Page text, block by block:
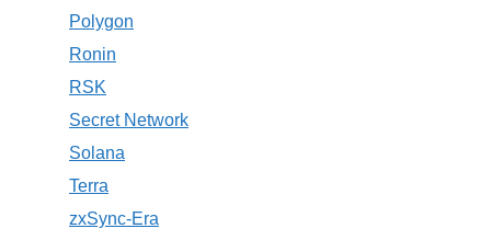
Polygon
Ronin
RSK
Secret Network
Solana
Terra
zxSync-Era